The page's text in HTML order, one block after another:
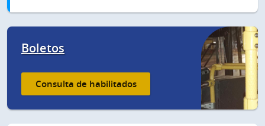
Boletos
Consulta de habilitados